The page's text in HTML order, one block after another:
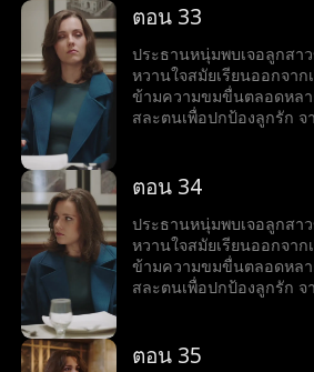
ตอน 33
ประธานหนุ่มพบเจอลูกสา
หวานใจสมัยเรียนออกจาก
ข้ามความขมขื่นตลอดหลา
สละตนเพื่อปกป้องลูกรัก จ
ตอน 34
ประธานหนุ่มพบเจอลูกสา
หวานใจสมัยเรียนออกจาก
ข้ามความขมขื่นตลอดหลา
สละตนเพื่อปกป้องลูกรัก จ
ตอน 35